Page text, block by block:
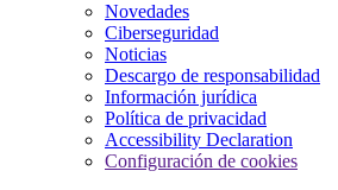
Novedades
Ciberseguridad
Noticias
Descargo de responsabilidad
Información jurídica
Política de privacidad
Accessibility Declaration
Configuración de cookies